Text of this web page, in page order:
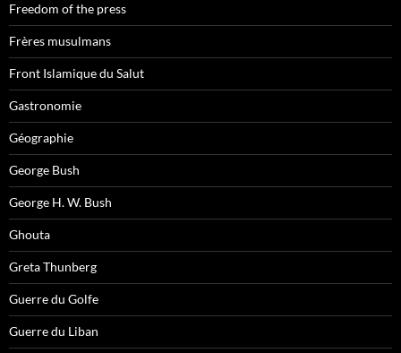
Freedom of the press
Frères musulmans
Front Islamique du Salut
Gastronomie
Géographie
George Bush
George H. W. Bush
Ghouta
Greta Thunberg
Guerre du Golfe
Guerre du Liban